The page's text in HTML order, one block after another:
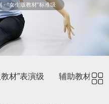
-“女生版教材”标准级
材”表演级 辅助教材